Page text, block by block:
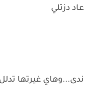
عاد دزتلي
ندى...وهاي غيرتها